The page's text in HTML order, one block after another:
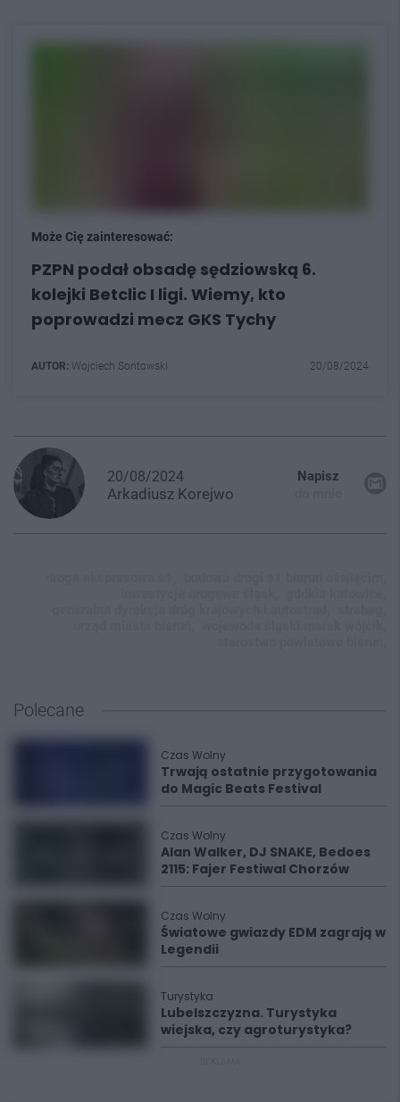
Może Cię zainteresować:
PZPN podał obsadę sędziowską 6.
kolejki Betclic I ligi. Wiemy, kto
poprowadzi mecz GKS Tychy
AUTOR: Wojciech Sontowski 20/08/2024
20/08/2024
Arkadiusz Korejwo
Napisz
Polecane
Czas Wolny
Trwają ostatnie przygotowania
do Magic Beats Festival
Czas Wolny
Alan Walker, DJ SNAKE, Bedoes
2115: Fajer Festiwal Chorzów
Czas Wolny
Światowe gwiazdy EDM zagrają w
Legendii
Turystyka
Lubelszczyzna. Turystyka
wiejska, czy agroturystyka?